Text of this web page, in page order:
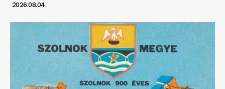
2026.08.04.